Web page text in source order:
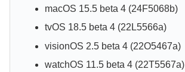
macOS 15.5 beta 4 (24F5068b)
tvOS 18.5 beta 4 (22L5566a)
visionOS 2.5 beta 4 (22O5467a)
watchOS 11.5 beta 4 (22T5567a)